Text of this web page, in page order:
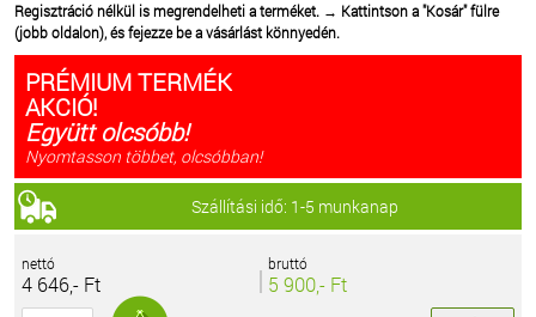
Regisztráció nélkül is megrendelheti a terméket. → Kattintson a "Kosár" fülre
(jobb oldalon), és fejezze be a vásárlást könnyedén.
PRÉMIUM TERMÉK
AKCIÓ!
Együtt olcsóbb!
Nyomtasson többet, olcsóbban!
Szállítási idő: 1-5 munkanap
nettó
4 646,- Ft
bruttó
5 900,- Ft